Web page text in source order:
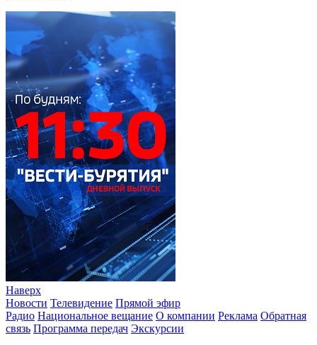
Наверх
Новости Телевидение Прямой эфир
Радио Национальное вещание О компании Реклама Обратная
связь Программа передач Экскурсии